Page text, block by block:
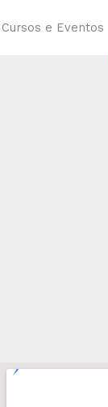
para
Cursos e Eventos